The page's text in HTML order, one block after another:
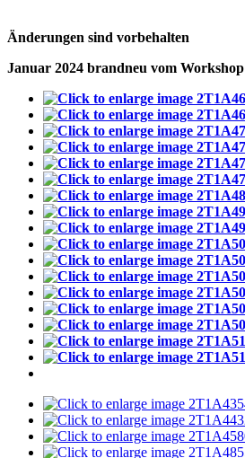
Änderungen sind vorbehalten
Januar 2024 brandneu vom Workshop